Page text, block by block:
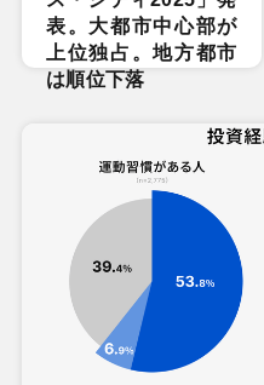
表。大都市中心部が
上位独占。地方都市
は順位下落